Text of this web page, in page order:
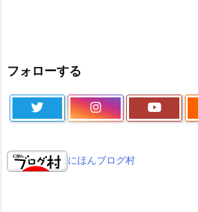
フォローする
にほんブログ村